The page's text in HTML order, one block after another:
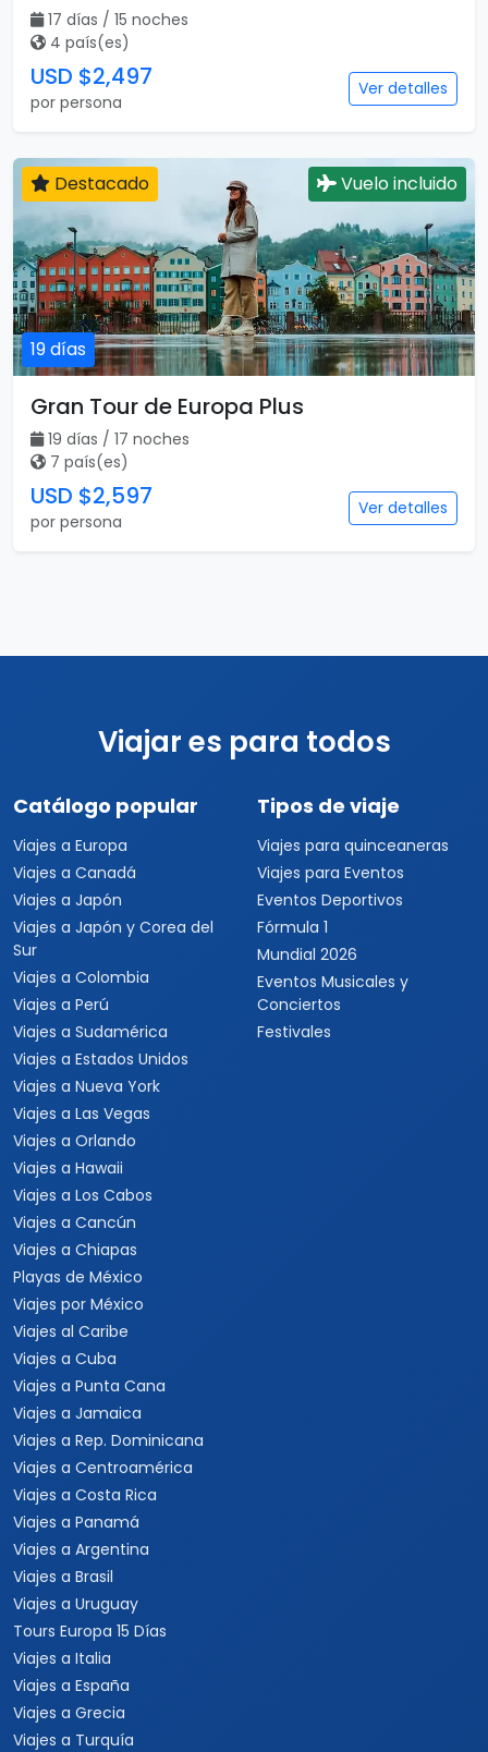
17 días / 15 noches
4 país(es)
USD $2,497
por persona
Ver detalles
19 días
Destacado Vuelo incluido
Gran Tour de Europa Plus
19 días / 17 noches
7 país(es)
USD $2,597
por persona
Ver detalles
Viajar es para todos
Catálogo popular
Viajes a Europa
Viajes a Canadá
Viajes a Japón
Viajes a Japón y Corea del
Sur
Viajes a Colombia
Viajes a Perú
Viajes a Sudamérica
Viajes a Estados Unidos
Viajes a Nueva York
Viajes a Las Vegas
Viajes a Orlando
Viajes a Hawaii
Viajes a Los Cabos
Viajes a Cancún
Viajes a Chiapas
Playas de México
Viajes por México
Viajes al Caribe
Viajes a Cuba
Viajes a Punta Cana
Viajes a Jamaica
Viajes a Rep. Dominicana
Viajes a Centroamérica
Viajes a Costa Rica
Viajes a Panamá
Viajes a Argentina
Viajes a Brasil
Viajes a Uruguay
Tours Europa 15 Días
Viajes a Italia
Viajes a España
Viajes a Grecia
Viajes a Turquía
Tipos de viaje
Viajes para quinceaneras
Viajes para Eventos
Eventos Deportivos
Fórmula 1
Mundial 2026
Eventos Musicales y
Conciertos
Festivales